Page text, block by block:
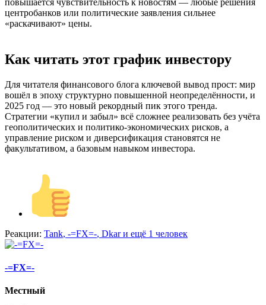
повышается чувствительность к новостям — любые решения
центробанков или политические заявления сильнее
«раскачивают» цены.
Как читать этот график инвестору​
Для читателя финансового блога ключевой вывод прост: мир
вошёл в эпоху структурно повышенной неопределённости, и
2025 год — это новый рекордный пик этого тренда.
Стратегии «купил и забыл» всё сложнее реализовать без учёта
геополитических и политико‑экономических рисков, а
управление риском и диверсификация становятся не
факультативом, а базовым навыком инвестора.
Реакции: Tank, -=FX=-, Dkarи ещё 1 человек
-=FX=-
Местный